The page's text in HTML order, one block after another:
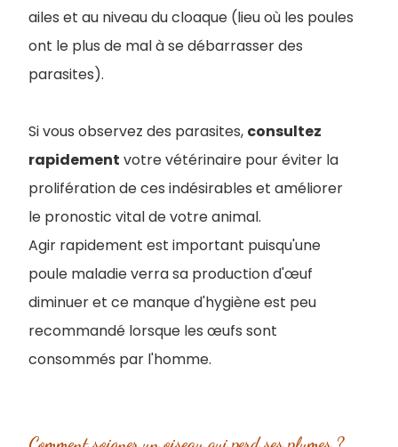
ailes et au niveau du cloaque (lieu où les poules
ont le plus de mal à se débarrasser des
parasites).
Si vous observez des parasites, consultez
rapidement votre vétérinaire pour éviter la
prolifération de ces indésirables et améliorer
le pronostic vital de votre animal.
Agir rapidement est important puisqu'une
poule maladie verra sa production d'œuf
diminuer et ce manque d'hygiène est peu
recommandé lorsque les œufs sont
consommés par l'homme.